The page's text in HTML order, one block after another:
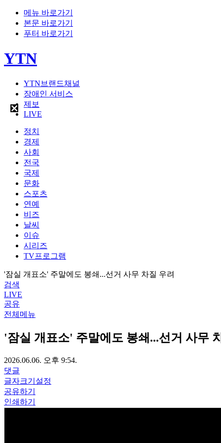
메뉴 바로가기
본문 바로가기
푸터 바로가기
YTN
YTN브랜드채널
장애인 서비스
제보
LIVE
정치
경제
사회
전국
국제
문화
스포츠
연예
비즈
날씨
이슈
시리즈
TV프로그램
'잠실 개표소' 주말에도 봉쇄...선거 사무 차질 우려
검색
LIVE
공유
전체메뉴
'잠실 개표소' 주말에도 봉쇄...선거 사무
2026.06.06. 오후 9:54.
댓글
글자크기설정
공유하기
인쇄하기